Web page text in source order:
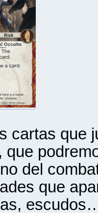
cartas que
que
del
que